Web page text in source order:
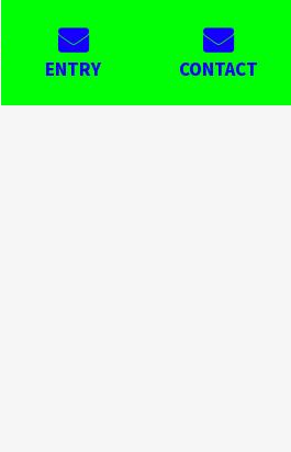
ENTRY CONTACT